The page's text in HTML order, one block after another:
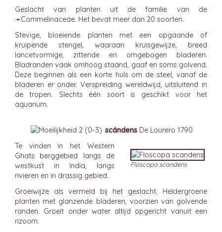
Geslacht van planten uit de familie van de
➛Commelinaceae. Het bevat meer dan 20 soorten.
Stevige, bloeiende planten met een opgaande of
kruipende stengel, waaraan kruisgewijze, breed
lancetvormige, zittende en omgebogen bladeren.
Bladranden vaak omhoog staand, gaaf en soms golvend.
Deze beginnen als een korte huls om de steel, vanaf de
bladeren er onder. Verspreiding wereldwijd, uitsluitend in
de tropen. Slechts één soort is geschikt voor het
aquarium.
scándens De Lourero 1790
Floscopa scandens
Te vinden in het Western
Ghats berggebied langs de
westkust in India, langs
rivieren en in drassig gebied.
Groeiwijze als vermeld bij het geslacht. Heldergroene
planten met glanzende bladeren, voorzien van golvende
randen. Groeit onder water altijd opgericht vanuit een
rizoom.